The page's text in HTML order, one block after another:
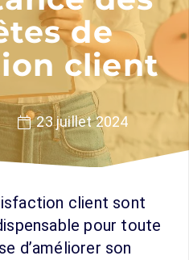
de
client
23 juillet 2024
client sont
pour toute
d’améliorer son